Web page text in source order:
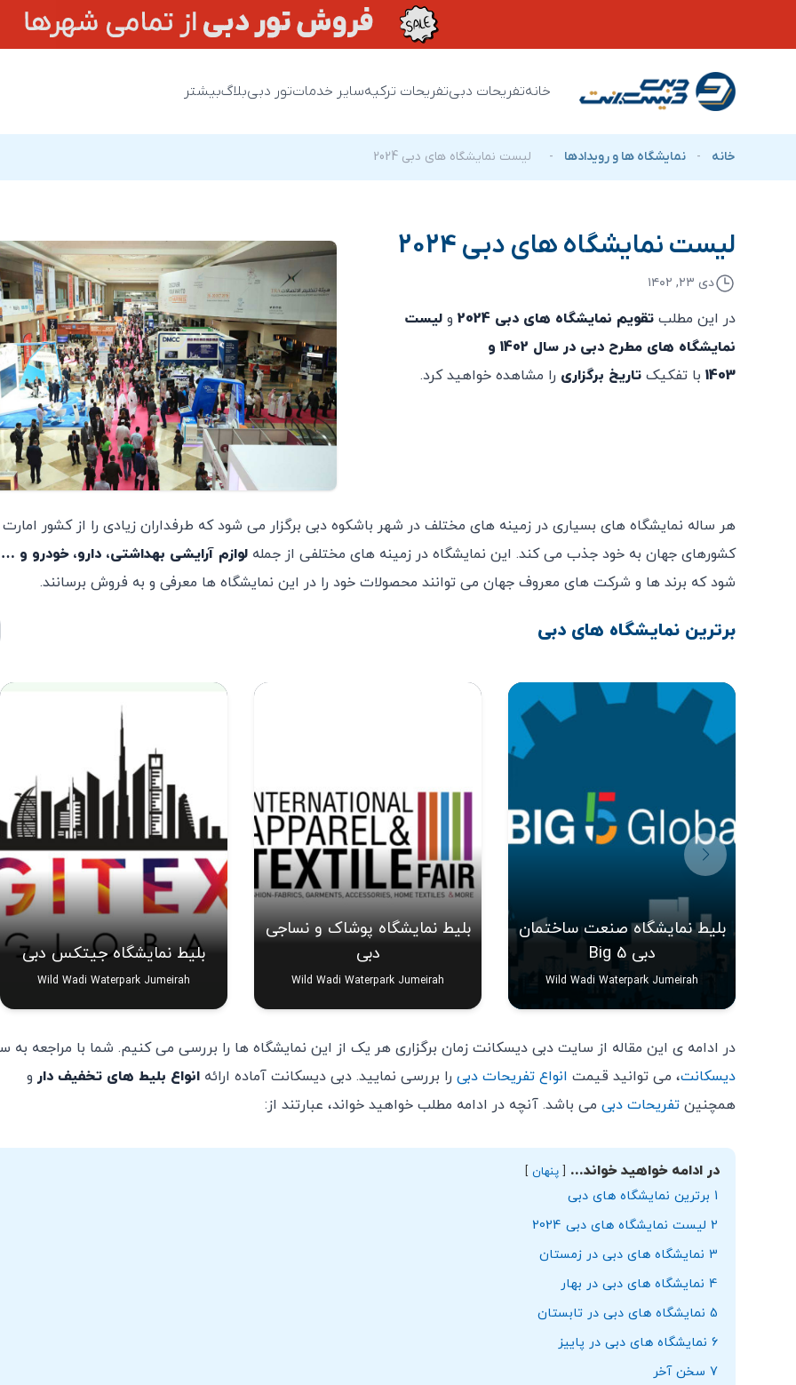
خانهتفریحات دبیتفریحات ترکیهسایر خدماتتور دبیبلاگبیشتر
خانه - نمایشگاه ها و رویدادها - لیست نمایشگاه های دبی 2024
لیست نمایشگاه های دبی 2024
دی ۲۳, ۱۴۰۲
در این مطلب تقویم نمایشگاه های دبی 2024 و لیست
نمایشگاه های مطرح دبی در سال 1402 و
1403 با تفکیک تاریخ برگزاری را مشاهده خواهید کرد.
هر ساله نمایشگاه های بسیاری در زمینه های مختلف در شهر باشکوه دبی برگزار می شود که طرفداران زیادی را از کشور
کشورهای جهان به خود جذب می کند. این نمایشگاه در زمینه های مختلفی از جمله لوازم آرایشی بهداشتی، دارو، خودرو و …
شود که برند ها و شرکت های معروف جهان می توانند محصولات خود را در این نمایشگاه ها معرفی و به فروش برسانند.
برترین نمایشگاه های دبی
بلیط نمایشگاه صنعت ساختمان
دبی Big 5
Wild Wadi Waterpark Jumeirah
بلیط نمایشگاه پوشاک و نساجی
دبی
Wild Wadi Waterpark Jumeirah
بلیط نمایشگاه جیتکس دبی
Wild Wadi Waterpark Jumeirah
در ادامه ی این مقاله از سایت دبی دیسکانت زمان برگزاری هر یک از این نمایشگاه ها را بررسی می کنیم. شما با مراجعه
دیسکانت، می توانید قیمت انواع تفریحات دبی را بررسی نمایید. دبی دیسکانت آماده ارائه انواع بلیط های تخفیف دار و
همچنین تفریحات دبی می باشد. آنچه در ادامه مطلب خواهید خواند، عبارتند از:
در ادامه خواهید خواند... پنهان
1 برترین نمایشگاه های دبی
2 لیست نمایشگاه های دبی 2024
3 نمایشگاه های دبی در زمستان
4 نمایشگاه های دبی در بهار
5 نمایشگاه های دبی در تابستان
6 نمایشگاه های دبی در پاییز
7 سخن آخر